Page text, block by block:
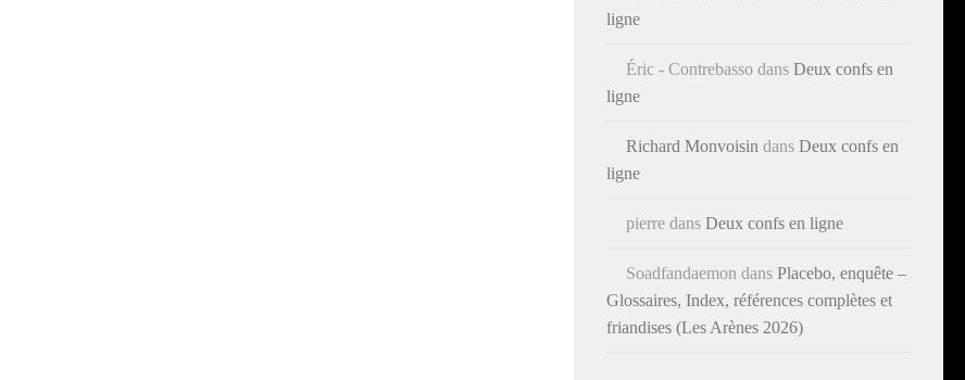
ligne
Éric - Contrebasso dans Deux confs en
ligne
Richard Monvoisin dans Deux confs en
ligne
pierre dans Deux confs en ligne
Soadfandaemon dans Placebo, enquête –
Glossaires, Index, références complètes et
friandises (Les Arènes 2026)